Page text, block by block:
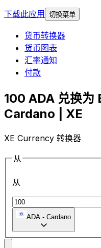
下载此应用
切换菜单
货币转换器
货币图表
汇率通知
付款
100 ADA 兑换为
Cardano | XE
XE Currency 转换器
从
从
ADA - Cardano